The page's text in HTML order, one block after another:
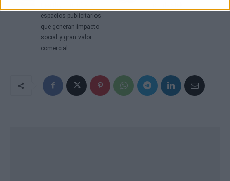
espacios publicitarios
que generan impacto
social y gran valor
comercial